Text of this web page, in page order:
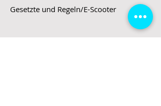
Gesetzte und Regeln/E-Scooter